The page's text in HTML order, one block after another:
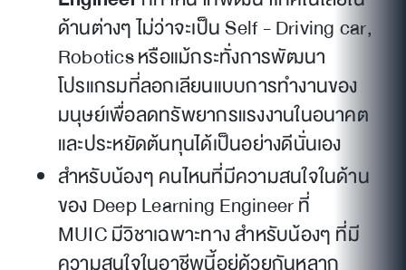
ด้านต่างๆ ไม่ว่าจะเป็น Self - Driving car,
Robotics หรือแม้กระทั่งการพัฒนา
โปรแกรมที่ลอกเลียนแบบการทำงานของ
มนุษย์เพื่อลดทรัพยากรแรงงานในอนาคต
และประหยัดต้นทุนได้เป็นอย่างดีนั่นเอง
สำหรับน้องๆ คนไหนที่มีความสนใจในด้าน
ของ Deep Learning Engineer ที่
MUIC มีวิชาเฉพาะทาง สำหรับน้องๆ ที่มี